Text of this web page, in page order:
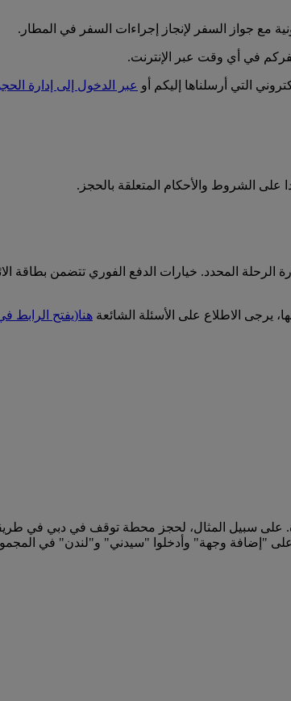
مع جواز السفر لإنجاز إجراءات السفر في المطار.
في أي وقت عبر الإنترنت.
التي أرسلناها إليكم أو عبر الدخول إلى إدارة
على الشروط والأحكام المتعلقة بالحجز.
المحدد. خيارات الدفع الفوري تتضمن بطاقة
الاطلاع على الأسئلة الشائعة هنا(يفتح الرابط
على سبيل المثال، لحجز محطة توقف في دبي في
"إضافة وجهة" وأدخلوا "سيدني" و"لندن" في